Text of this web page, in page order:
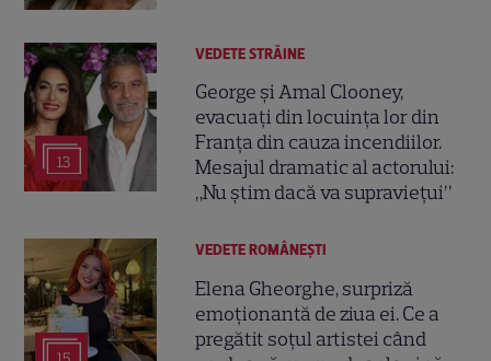
13
VEDETE STRĂINE
George și Amal Clooney,
evacuați din locuința lor din
Franța din cauza incendiilor.
Mesajul dramatic al actorului:
„Nu știm dacă va supraviețui”
VEDETE ROMÂNEŞTI
Elena Gheorghe, surpriză
emoționantă de ziua ei. Ce a
pregătit soțul artistei când